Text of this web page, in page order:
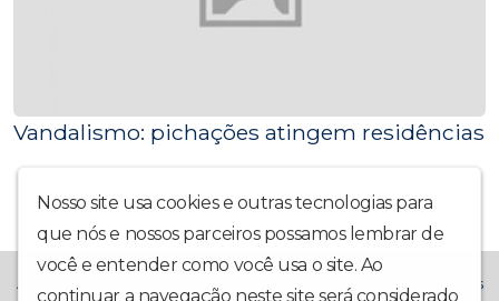
Vandalismo: pichações atingem residências
Nosso site usa cookies e outras tecnologias para
que nós e nossos parceiros possamos lembrar de
você e entender como você usa o site. Ao
continuar a navegação neste site será considerado
A Rádio La Prima FM chegou trazendo muito mais alegria! Temos